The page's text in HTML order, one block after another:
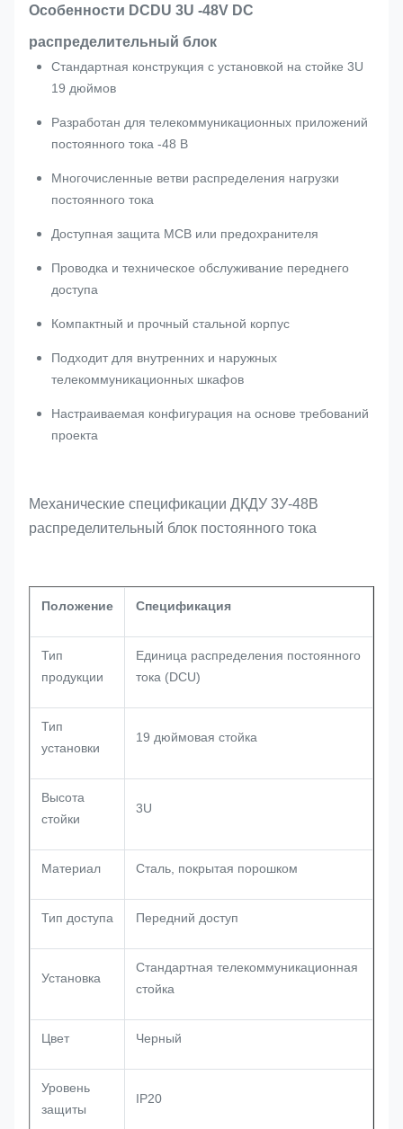
Особенности DCDU 3U -48V DC
распределительный блок
Стандартная конструкция с установкой на стойке 3U
19 дюймов
Разработан для телекоммуникационных приложений
постоянного тока -48 В
Многочисленные ветви распределения нагрузки
постоянного тока
Доступная защита MCB или предохранителя
Проводка и техническое обслуживание переднего
доступа
Компактный и прочный стальной корпус
Подходит для внутренних и наружных
телекоммуникационных шкафов
Настраиваемая конфигурация на основе требований
проекта
Механические спецификации ДКДУ 3У-48В
распределительный блок постоянного тока
Положение Спецификация
Тип
продукции
Единица распределения постоянного
тока (DCU)
Тип
установки
19 дюймовая стойка
Высота
стойки
3U
Материал Сталь, покрытая порошком
Тип доступа Передний доступ
Установка
Стандартная телекоммуникационная
стойка
Цвет Черный
Уровень
защиты
IP20